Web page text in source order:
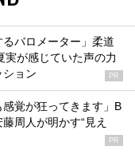
るバロメーター」柔道
実が感じていた声の力
ション
PR
感覚が狂ってきます」B
周人が明かす“見え
PR